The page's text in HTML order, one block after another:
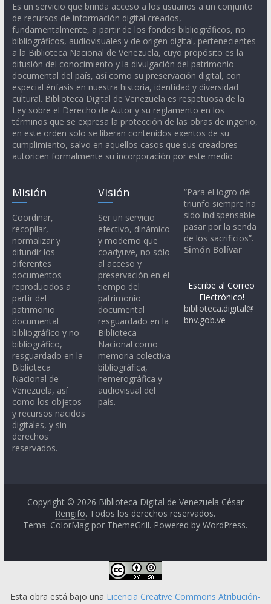
Es un servicio que brinda acceso a los usuarios a un conjunto
de recursos de información digital creados,
fundamentalmente, a partir de los fondos bibliográficos, no
bibliográficos, audiovisuales y de origen digital, pertenecientes
a la Biblioteca Nacional de Venezuela, cuyo propósito es la
difusión del conocimiento y la divulgación del patrimonio
documental del país, así como su preservación digital, con
especial énfasis en nuestra historia, identidad y diversidad
cultural. Biblioteca Digital de Venezuela es respetuosa de la
Ley sobre el Derecho de Autor y su reglamento en los
términos que se expresa la protección de las obras de ingenio,
en este orden solo se liberan contenidos exentos de su
cumplimiento, salvo en aquellos casos que sus creadores
autoricen formalmente su incorporación por este medio
Misión
Coordinar,
recopilar,
normalizar y
difundir los
diferentes
documentos
reproducidos a
partir del
patrimonio
documental
bibliográfico y no
bibliográfico,
resguardado en la
Biblioteca
Nacional de
Venezuela, así
como los objetos
y recursos nacidos
digitales, y sin
derechos
reservados.
Visión
Ser un servicio
efectivo, dinámico
y moderno que
coadyuve, no sólo
al acceso y
preservación en el
tiempo del
patrimonio
documental
resguardado en la
Biblioteca
Nacional como
memoria colectiva
bibliográfica,
hemerográfica y
audiovisual del
país.
“Para el logro del
triunfo siempre ha
sido indispensable
pasar por la senda
de los sacrificios”.
Simón Bolívar
Escribe al Correo
Electrónico!
biblioteca.digital@
bnv.gob.ve
Copyright © 2026 Biblioteca Digital de Venezuela César
Rengifo. Todos los derechos reservados.
Tema: ColorMag por ThemeGrill. Powered byWordPress.
Esta obra está bajo una Licencia Creative Commons Atribución-